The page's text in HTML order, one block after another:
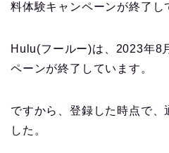
料体験キャンペーンが終了し
Hulu(フールー)は、2023年8
ペーンが終了しています。
ですから、登録した時点で、
した。